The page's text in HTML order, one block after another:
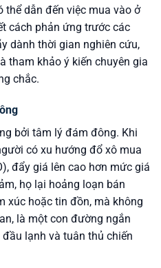
thể dẫn đến việc mua vào ở
cách phản ứng trước các
dành thời gian nghiên cứu,
tham khảo ý kiến chuyên gia
chắc.
bởi tâm lý đám đông. Khi
có xu hướng đổ xô mua
đẩy giá lên cao hơn mức giá
họ lại hoảng loạn bán
xúc hoặc tin đồn, mà không
là một con đường ngắn
lạnh và tuân thủ chiến